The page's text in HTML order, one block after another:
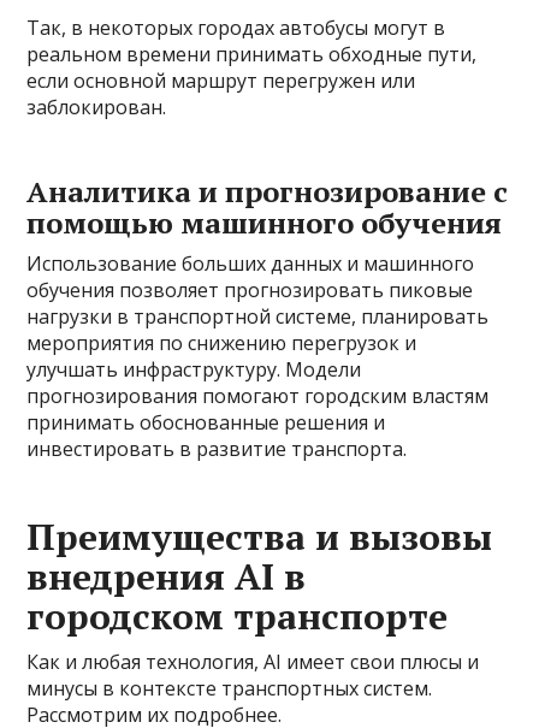
Так, в некоторых городах автобусы могут в
реальном времени принимать обходные пути,
если основной маршрут перегружен или
заблокирован.
Аналитика и прогнозирование с
помощью машинного обучения
Использование больших данных и машинного
обучения позволяет прогнозировать пиковые
нагрузки в транспортной системе, планировать
мероприятия по снижению перегрузок и
улучшать инфраструктуру. Модели
прогнозирования помогают городским властям
принимать обоснованные решения и
инвестировать в развитие транспорта.
Преимущества и вызовы
внедрения AI в
городском транспорте
Как и любая технология, AI имеет свои плюсы и
минусы в контексте транспортных систем.
Рассмотрим их подробнее.